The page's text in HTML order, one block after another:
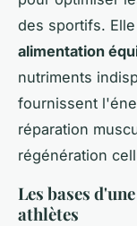
des sportifs.
alimentation
nutriments
fournissent
réparation
régénération
Les bases
athlètes